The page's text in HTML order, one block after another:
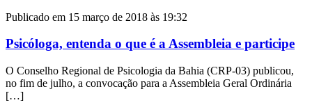
Publicado em 15 março de 2018 às 19:32
Psicóloga, entenda o que é a Assembleia e participe
O Conselho Regional de Psicologia da Bahia (CRP-03) publicou,
no fim de julho, a convocação para a Assembleia Geral Ordinária
[…]